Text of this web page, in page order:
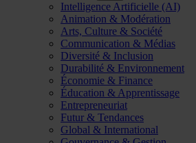
Intelligence Artificielle (AI)
Animation & Modération
Arts, Culture & Société
Communication & Médias
Diversité & Inclusion
Durabilité & Environnement
Économie & Finance
Éducation & Apprentissage
Entrepreneuriat
Futur & Tendances
Global & International